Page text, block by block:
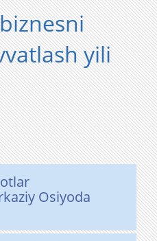
yili
Osiyoda